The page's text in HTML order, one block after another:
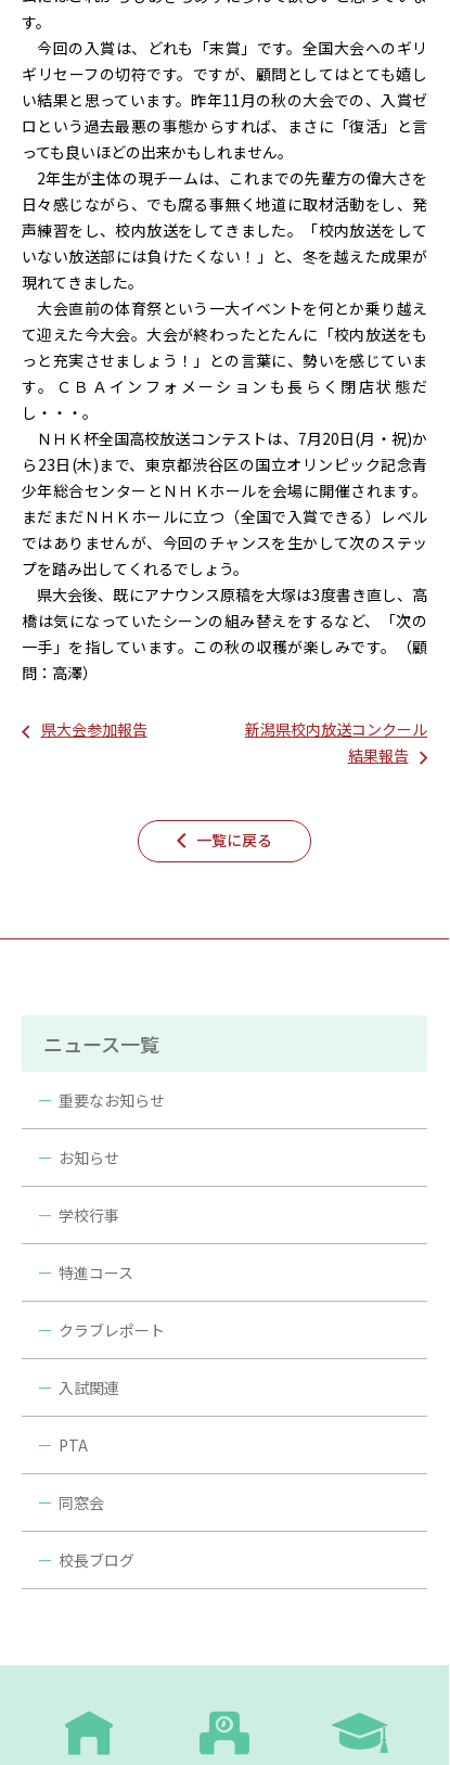
す。
今回の入賞は、どれも「末賞」です。全国大会へのギリ
ギリセーフの切符です。ですが、顧問としてはとても嬉し
い結果と思っています。昨年11月の秋の大会での、入賞ゼ
ロという過去最悪の事態からすれば、まさに「復活」と言
っても良いほどの出来かもしれません。
2年生が主体の現チームは、これまでの先輩方の偉大さを
日々感じながら、でも腐る事無く地道に取材活動をし、発
声練習をし、校内放送をしてきました。「校内放送をして
いない放送部には負けたくない！」と、冬を越えた成果が
現れてきました。
大会直前の体育祭という一大イベントを何とか乗り越え
て迎えた今大会。大会が終わったとたんに「校内放送をも
っと充実させましょう！」との言葉に、勢いを感じていま
す。ＣＢＡインフォメーションも長らく閉店状態だ
し・・・。
ＮＨＫ杯全国高校放送コンテストは、7月20日(月・祝)か
ら23日(木)まで、東京都渋谷区の国立オリンピック記念青
少年総合センターとＮＨＫホールを会場に開催されます。
まだまだＮＨＫホールに立つ（全国で入賞できる）レベル
ではありませんが、今回のチャンスを生かして次のステッ
プを踏み出してくれるでしょう。
県大会後、既にアナウンス原稿を大塚は3度書き直し、高
橋は気になっていたシーンの組み替えをするなど、「次の
一手」を指しています。この秋の収穫が楽しみです。（顧
問：高澤）
県大会参加報告
新潟県校内放送コンクール
結果報告
一覧に戻る
ニュース一覧
重要なお知らせ
お知らせ
学校行事
特進コース
クラブレポート
入試関連
PTA
同窓会
校長ブログ